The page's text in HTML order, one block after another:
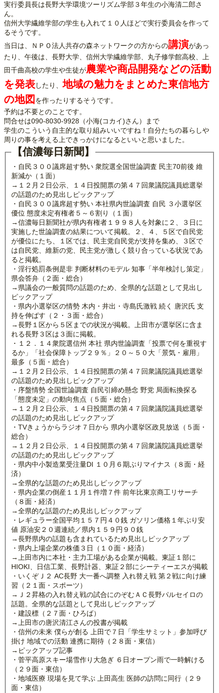
実行委員長は長野大学環境ツーリズム学部３年生の小海清二郎さ
ん。
信州大学繊維学部の学生も入れて１０人ほどで実行委員会を作って
るそうです。
当日は、ＮＰＯ法人共存の森ネットワークの方からの講演があっ
たり、午後は、長野大学、信州大学繊維学部、丸子修学館高校、上
田千曲高校の学生や生徒が農業や商品開発などの活動
を発表したり、地域の魅力をまとめた東信地方
の地図 を作ったりするそうです。
予約は不要とのことです。
問合せは090-8030-9928（小海(コカイ)さん）まで
学生のこういう自主的な取り組みいいですね！自分たちの暮らしや
周りの事を考える上できっかけになるといいと思いました。
【信濃毎日新聞】
・自民３００議席超す勢い 衆院選全国世論調査 民主70前後 維
新減か（１面）
→１２月２日公示、１４日投開票の第４７回衆議院議員総選挙
の話題のため見出しピックアップ
・自民３００議席超す勢い 本社県内世論調査 自民 ３小選挙区
優位 態度未定有権者５～６割り（１面）
→信濃毎日新聞社が県内有権者１９９８人を対象に２、３日に
実施した世論調査の結果について掲載。２、４、５区で自民党
が優位にたち、１区では、民主党自民党が支持を集め、３区で
は自民党、維新の党、民主党が激しく競り合っている状況であ
ると掲載。
・淫行処罰条例是非 判断材料のモデル 知事「半年検討し策定」
県会答弁（２面・総合）
→県議会の一般質問の話題のため、全県的な話題として見出し
ピックアップ
・県内小選挙区の情勢 木内・井出・寺島氏激戦 続く 唐沢氏 支
持を伸ばす（２・３面・総合）
→長野１区から５区までの状況が掲載。上田市が選挙区に含ま
れる長野３区は３面に掲載。
・１２．１４衆院選信州 本社 県内世論調査「投票で何を重視す
るか」「社会保障トップ２９％」２０～５０大「景気・雇用」
最多（５面・総合）
→１２月２日公示、１４日投開票の第４７回衆議院議員総選挙
の話題のため見出しピックアップ
・序盤情勢 全国世論調査 自民引締め懸念 野党 局面転換探る
「態度未定」の動向焦点（５面・総合）
→１２月２日公示、１４日投開票の第４７回衆議院議員総選挙
の話題のため見出しピックアップ
・TVきょうからラジオ７日から 県内小選挙区政見放送（５面・
総合）
→１２月２日公示、１４日投開票の第４７回衆議院議員総選挙
の話題のため見出しピックアップ
・県内中小製造業受注量DI １０月６期ぶりマイナス（８面・経
済）
→全県的な話題のため見出しピックアップ
・県内企業の倒産１１月１件増７件 前年比東京商工リサーチ
（８面・経済）
→全県的な話題のため見出しピックアップ
・レギュラー全国平均１５７円４０銭 ガソリン価格１年ぶり安
値 原油安２０週連続／県内１５９円９０銭
→長野県内の話題も含まれているため見出しピックアップ
・県内上場企業の株価３日（１０面・経済）
→上田市内に本社・主力工場がある企業が掲載。東証１部に
HIOKI、日信工業、長野計器、東証２部にシーティーエスが掲載
・いくぞＪ２ AC長野 大一番へ調整 入れ替え戦 第２戦に向け練
習（２１面・スポーツ）
→Ｊ２昇格の入れ替え戦の試合にのぞむＡＣ長野パルセイロの
話題。全県的な話題として見出しピックアップ
・建設標（２７面・ひろば）
→上田市の唐沢清江さんの投書が掲載
・信州の未来 僕らが創る 上田で７日「学生サミット」参加呼び
掛け 地域での活動 連携に期待（２８面・東信）
→ピックアップ記事
・菅平高原スキー場雪作り大急ぎ ６日オープン雨で一時解ける
（２９面・東信）
・地域医療 現場を見て学ぶ 上田高生 医師の訪問に同行（２９
面・東信）